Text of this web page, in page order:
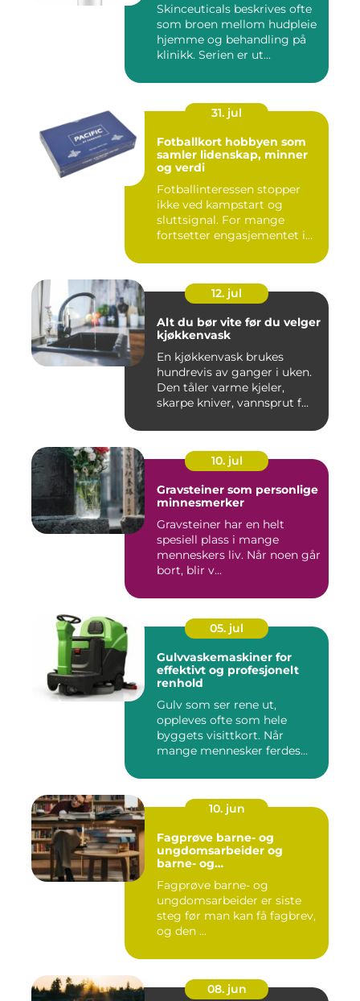
Skinceuticals beskrives ofte
som broen mellom hudpleie
hjemme og behandling på
klinikk. Serien er ut...
31. jul
Fotballkort hobbyen som
samler lidenskap, minner
og verdi
Fotballinteressen stopper
ikke ved kampstart og
sluttsignal. For mange
fortsetter engasjementet i
12. jul
Alt du bør vite før du velger
kjøkkenvask
En kjøkkenvask brukes
hundrevis av ganger i uken.
Den tåler varme kjeler,
skarpe kniver, vannsprut f...
10. jul
Gravsteiner som personlige
minnesmerker
Gravsteiner har en helt
spesiell plass i mange
menneskers liv. Når noen går
bort, blir v...
05. jul
Gulvvaskemaskiner for
effektivt og profesjonelt
renhold
Gulv som ser rene ut,
oppleves ofte som hele
byggets visittkort. Når
mange mennesker ferdes
10. jun
Fagprøve barne- og
ungdomsarbeider og
barne- og
– veien til fagbrev
Fagprøve barne- og
ungdomsarbeider er siste
steg før man kan få fagbrev,
og den ...
08. jun